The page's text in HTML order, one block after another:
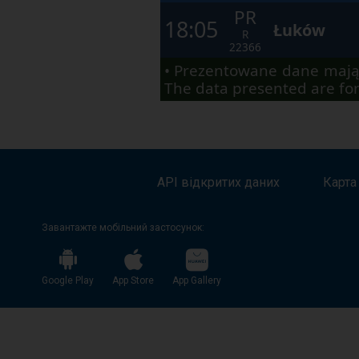
18:05
PR
R
22366
Łuków
• Prezentowane dane
The data presented are
API відкритих даних
Завантажте мобільний застосунок:
Google Play App Store App Gallery
переміщення
вікні.